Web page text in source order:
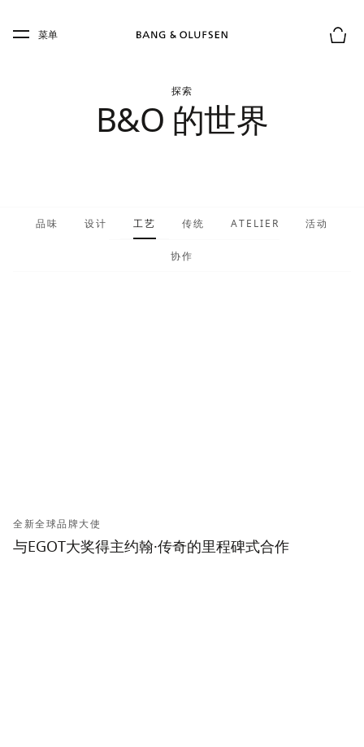
Skip to main footer
菜单
探索
B&O 的世界
品味 设计 工艺 传统 ATELIER 活动
协作
全新全球品牌大使
与EGOT大奖得主约翰·传奇的里程碑式合作